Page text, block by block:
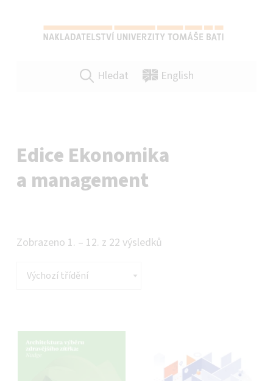
NAKLADATELSTVÍ UTB VE ZLÍNĚ
SPRÁVNÁ VOLBA PRO VAŠE PUBLIKACE A TISKOVINY VŠEHO DRUHU!
Hledat English
Edice Ekonomika
a management
Zobrazeno 1. – 12. z 22 výsledků
List of products